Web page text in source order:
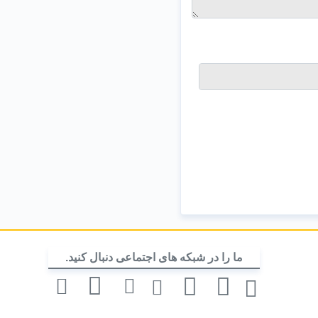
ما را در شبکه های اجتماعی دنبال کنید.